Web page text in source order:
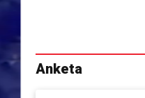
Anketa